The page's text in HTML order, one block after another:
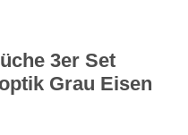
3er Set
Grau Eisen